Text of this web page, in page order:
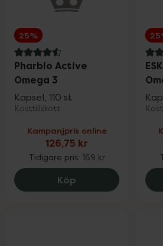
25%
4.6 av 5 i omdöme
Pharbio Active
Omega 3
Kapsel, 110 st
Kosttillskott
Kampanjpris online
126,75 kr
Tidigare pris: 169 kr
Köp Pharbio Active
5